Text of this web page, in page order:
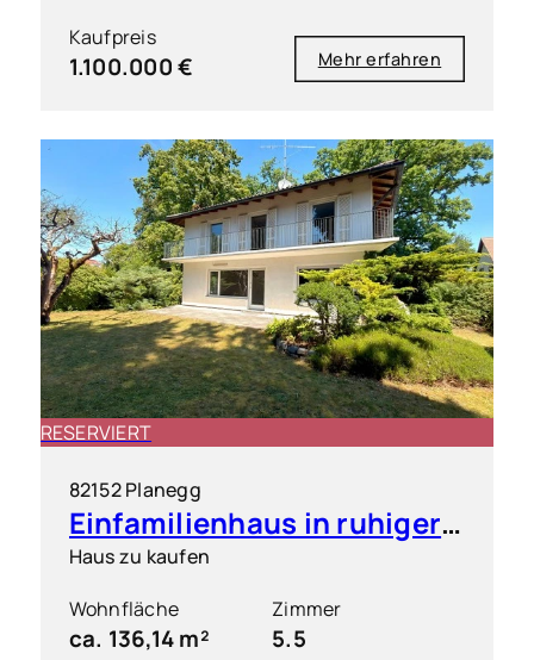
Kaufpreis
1.100.000 € Mehr erfahren
RESERVIERT
82152 Planegg
Einfamilienhaus in ruhiger & grüner Toplage
Haus zu kaufen
Wohnfläche
ca. 136,14 m²
Zimmer
5.5